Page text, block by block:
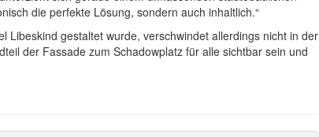
die perfekte Lösung, sondern auch inhaltlich.“
Libeskind gestaltet wurde, verschwindet allerdings nicht in der
der Fassade zum Schadowplatz für alle sichtbar sein und